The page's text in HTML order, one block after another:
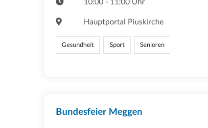
10:00 - 11:00 Uhr
Hauptportal Piuskirche
Gesundheit Sport Senioren
Bundesfeier Meggen